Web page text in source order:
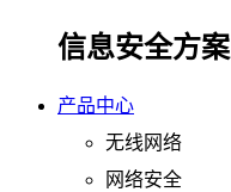
信息安全方案
产品中心
无线网络
网络安全